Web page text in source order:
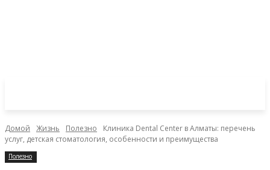
Домой Жизнь Полезно
Клиника Dental Center в Алматы: перечень
услуг, детская стоматология, особенности и преимущества
Полезно